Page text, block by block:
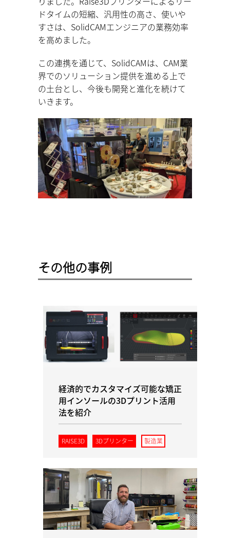
ドタイムの短縮、汎用性の高さ、使いや
すさは、SolidCAMエンジニアの業務効率
を高めました。
この連携を通じて、SolidCAMは、CAM業
界でのソリューション提供を進める上で
の土台とし、今後も開発と進化を続けて
いきます。
その他の事例
経済的でカスタマイズ可能な矯正
用インソールの3Dプリント活用
法を紹介
RAISE3D 3Dプリンター 製造業